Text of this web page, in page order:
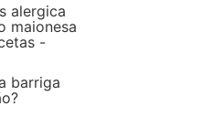
claras e
alergica
maionesa
-
barriga